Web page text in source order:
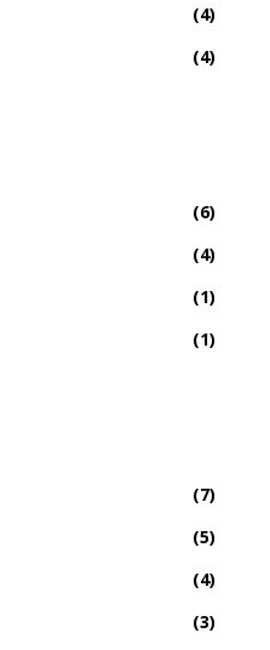
(4)
(4)
(6)
(4)
(1)
(1)
(7)
(5)
(4)
(3)